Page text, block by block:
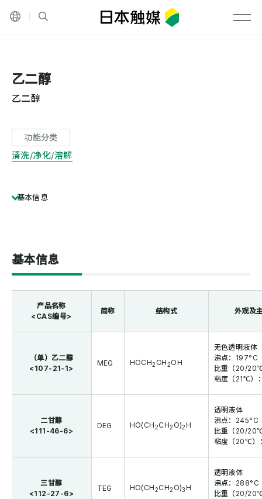
メニ
Language
乙二醇
乙二醇
功能分类
清洗/净化/溶解
基本信息
基本信息
产品名称
<CAS编号>
简称 结构式 外观及
（单）乙二醇
<107-21-1>
MEG HOCH2 CH2OH
无色透明液体
沸点：197°C
比重（20/
粘度（21℃）
二甘醇
<111-46-6>
DEG HO(CH2CH2 O)2H
透明液体
沸点：245°C
比重（20/
粘度（20℃
三甘醇
<112-27-6>
TEG HO(CH2CH2 O)3H
透明液体
沸点：288°C
比重（20/